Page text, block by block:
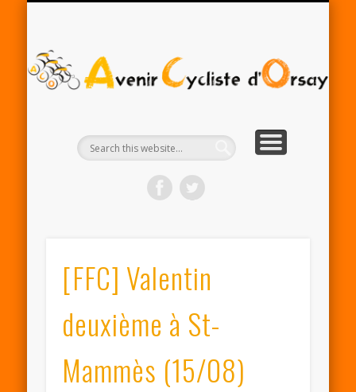
[FFC] Valentin
deuxième à St-
Mammès (15/08)